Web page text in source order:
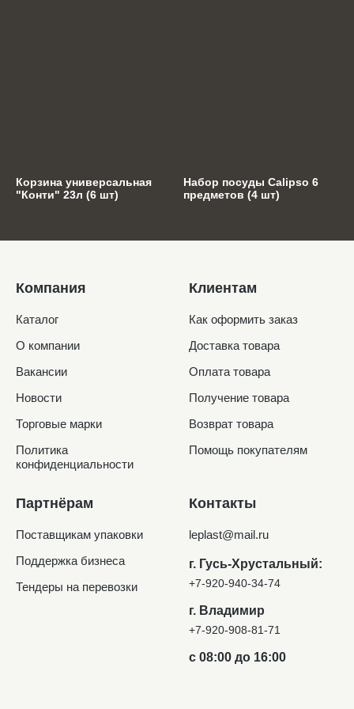
Корзина универсальная
"Конти" 23л (6 шт)
Набор посуды Calipso 6
предметов (4 шт)
Компания
Каталог
О компании
Вакансии
Новости
Торговые марки
Политика
конфиденциальности
Клиентам
Как оформить заказ
Доставка товара
Оплата товара
Получение товара
Возврат товара
Помощь покупателям
Партнёрам
Поставщикам упаковки
Поддержка бизнеса
Тендеры на перевозки
Контакты
leplast@mail.ru
г. Гусь-Хрустальный:
+7-920-940-34-74
г. Владимир
+7-920-908-81-71
с 08:00 до 16:00